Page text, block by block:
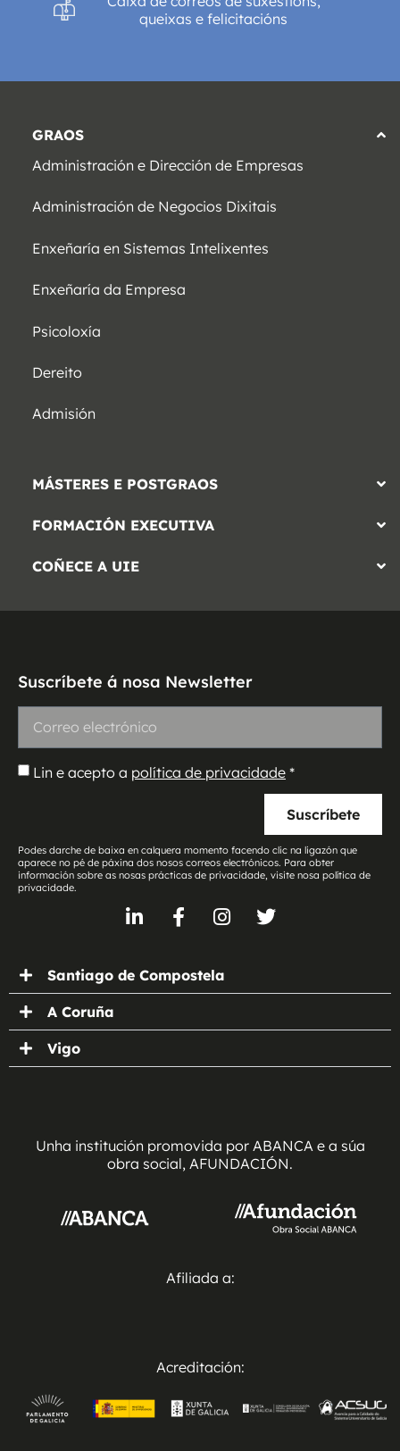
queixas e felicitacións
GRAOS
Administración e Dirección de Empresas
Administración de Negocios Dixitais
Enxeñaría en Sistemas Intelixentes
Enxeñaría da Empresa
Psicoloxía
Dereito
Admisión
MÁSTERES E POSTGRAOS
FORMACIÓN EXECUTIVA
COÑECE A UIE
Suscríbete á nosa Newsletter
Lin e acepto a política de privacidade *
Suscríbete
Podes darche de baixa en calquera momento facendo clic na ligazón que
aparece no pé de páxina dos nosos correos electrónicos. Para obter
información sobre as nosas prácticas de privacidade, visite nosa política de
privacidade.
Santiago de Compostela
A Coruña
Vigo
Unha institución promovida por ABANCA e a súa
obra social, AFUNDACIÓN.
Afiliada a:
Acreditación: